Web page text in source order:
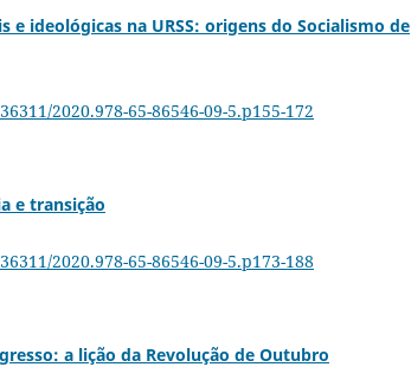
e ideológicas na URSS: origens do Socialismo de
2020.978-65-86546-09-5.p155-172
e transição
2020.978-65-86546-09-5.p173-188
a lição da Revolução de Outubro